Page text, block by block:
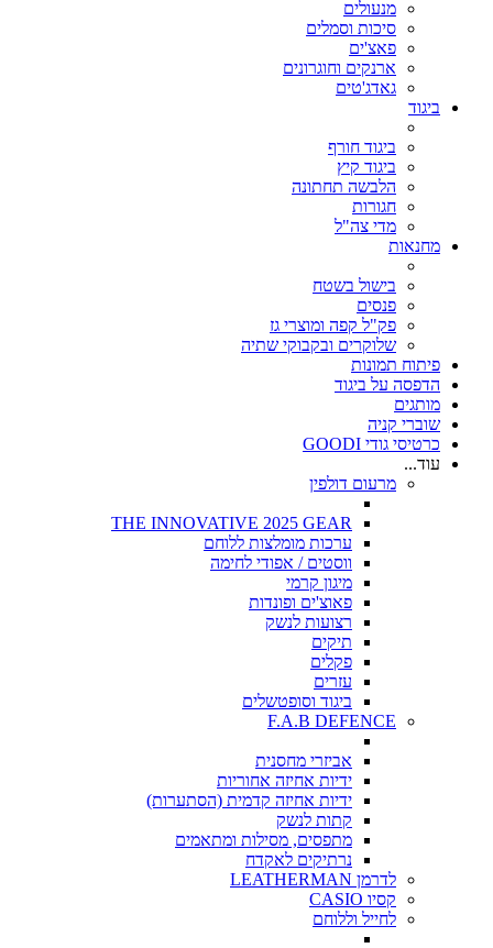
מנעולים
סיכות וסמלים
פאצ'ים
ארנקים וחוגרונים
גאדג'טים
ביגוד
ביגוד חורף
ביגוד קיץ
הלבשה תחתונה
חגורות
מדי צה"ל
מחנאות
בישול בשטח
פנסים
פק"ל קפה ומוצרי גז
שלוקרים ובקבוקי שתיה
פיתוח תמונות
הדפסה על ביגוד
מותגים
שוברי קניה
כרטיסי גודי GOODI
עוד...
מרעום דולפין
THE INNOVATIVE 2025 GEAR
ערכות מומלצות ללוחם
ווסטים / אפודי לחימה
מיגון קרמי
פאוצ'ים ופונדות
רצועות לנשק
תיקים
פקלים
עזרים
ביגוד וסופטשלים
F.A.B DEFENCE
אביזרי מחסנית
ידיות אחיזה אחוריות
ידיות אחיזה קדמית (הסתערות)
קתות לנשק
מתפסים, מסילות ומתאמים
נרתיקים לאקדח
לדרמן LEATHERMAN
קסיו CASIO
לחייל וללוחם